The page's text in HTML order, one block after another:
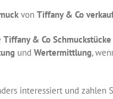
von Tiffany & Co
Tiffany & Co Schmuckstücke
und Wertermittlung,
interessiert und zahlen